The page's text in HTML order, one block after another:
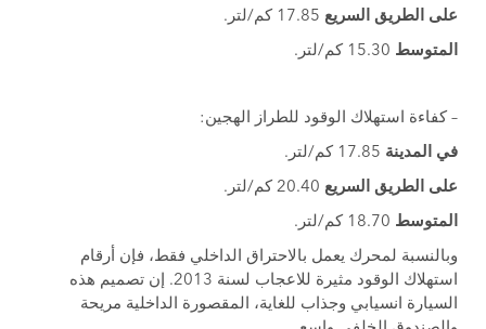
على الطريق السريع 17.85 كم/لتر.
المتوسط 15.30 كم/لتر.
– كفاءة استهلاك الوقود للطراز الهجين:
في المدينة 17.85 كم/لتر.
على الطريق السريع 20.40 كم/لتر.
المتوسط
وبالنسبة لمحرك يعمل بالاحتراق الداخلي فقط، فإن أرقام
استهلاك الوقود مثيرة للاعجاب لسنة 2013. إن تصميم هذه
السيارة انسيابي وجذاب للغاية، المقصورة الداخلية مريحة